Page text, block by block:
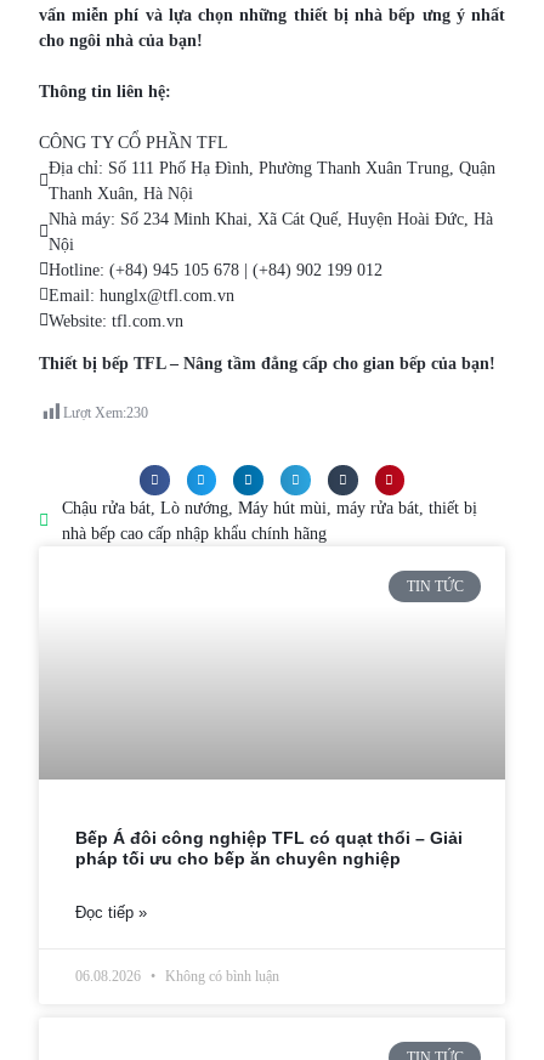
vấn miễn phí và lựa chọn những thiết bị nhà bếp ưng ý nhất
cho ngôi nhà của bạn!
Thông tin liên hệ:
CÔNG TY CỔ PHẦN TFL
Địa chỉ: Số 111 Phố Hạ Đình, Phường Thanh Xuân Trung, Quận
Thanh Xuân, Hà Nội
Nhà máy: Số 234 Minh Khai, Xã Cát Quế, Huyện Hoài Đức, Hà
Nội
Hotline: (+84) 945 105 678 | (+84) 902 199 012
Email: hunglx@tfl.com.vn
Website: tfl.com.vn
Thiết bị bếp TFL – Nâng tầm đẳng cấp cho gian bếp của bạn!
Lượt Xem:230
Chậu rửa bát Lò nướng Máy hút mùi máy rửa bát thiết bị
nhà bếp cao cấp nhập khẩu chính hãng
TIN TỨC
Bếp Á đôi công nghiệp TFL có quạt thổi – Giải
pháp tối ưu cho bếp ăn chuyên nghiệp
Đọc tiếp »
06.08.2026 Không có bình luận